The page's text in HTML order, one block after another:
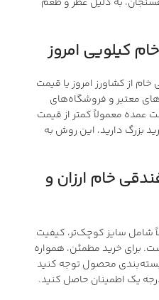
کیلویی امروز
از کشاورز امروز یا قیمت
معتبر و فروشگاه‌های
عمده معمولاً کمتر از قیمت
بزرگ دارید، این روش به
خام ارزان و
شامل سایز کوچک‌تر، کیفیت
برای خرید مطمئن، همواره
محصول توجه کنید
یک اطمینان حاصل کنید.